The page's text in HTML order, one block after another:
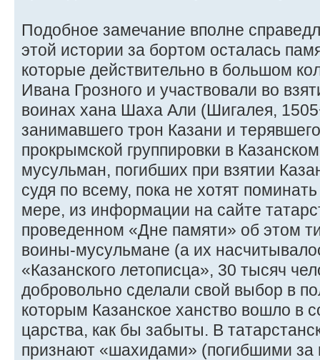
Подобное замечание вполне
этой истории за бортом осталась
которые действительно в большом
Ивана Грозного и участвовали во
воинах хана Шаха Али (Шигалея,
занимавшего трон Казани и
прокрымской группировки в
мусульман, погибших при взятии
судя по всему, пока не хотят
мере, из информации на сайте
проведенном «Дне памяти» об этом
воины-мусульмане (а их
«Казанского летописца», 30 тысяч
добровольно сделали свой выбор в
которым Казанское ханство вошло в
царства, как бы забыты. В
признают «шахидами» (погибшими за